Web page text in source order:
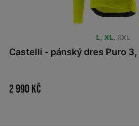
L, XL, XXL
Castelli - pánský dres Puro
2 990 Kč